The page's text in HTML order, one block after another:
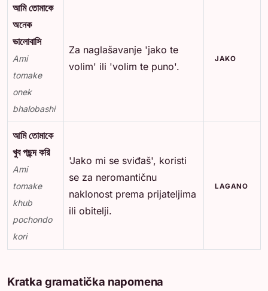
আমি তোমাকে
অনেক
ভালোবাসি
Ami
tomake
onek
bhalobashi
Za naglašavanje 'jako te
volim' ili 'volim te puno'.
JAKO
আমি তোমাকে
খুব পছন্দ করি
Ami
tomake
khub
pochondo
kori
'Jako mi se sviđaš', koristi
se za neromantičnu
naklonost prema prijateljima
ili obitelji.
LAGANO
Kratka gramatička napomena